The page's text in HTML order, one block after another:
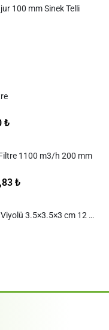
100 mm Sinek Telli
₺
1100 m3/h 200 mm
₺
Eazy Plug Tohum Ekim Viyolü 3.5×3.5×3 cm 12 göz